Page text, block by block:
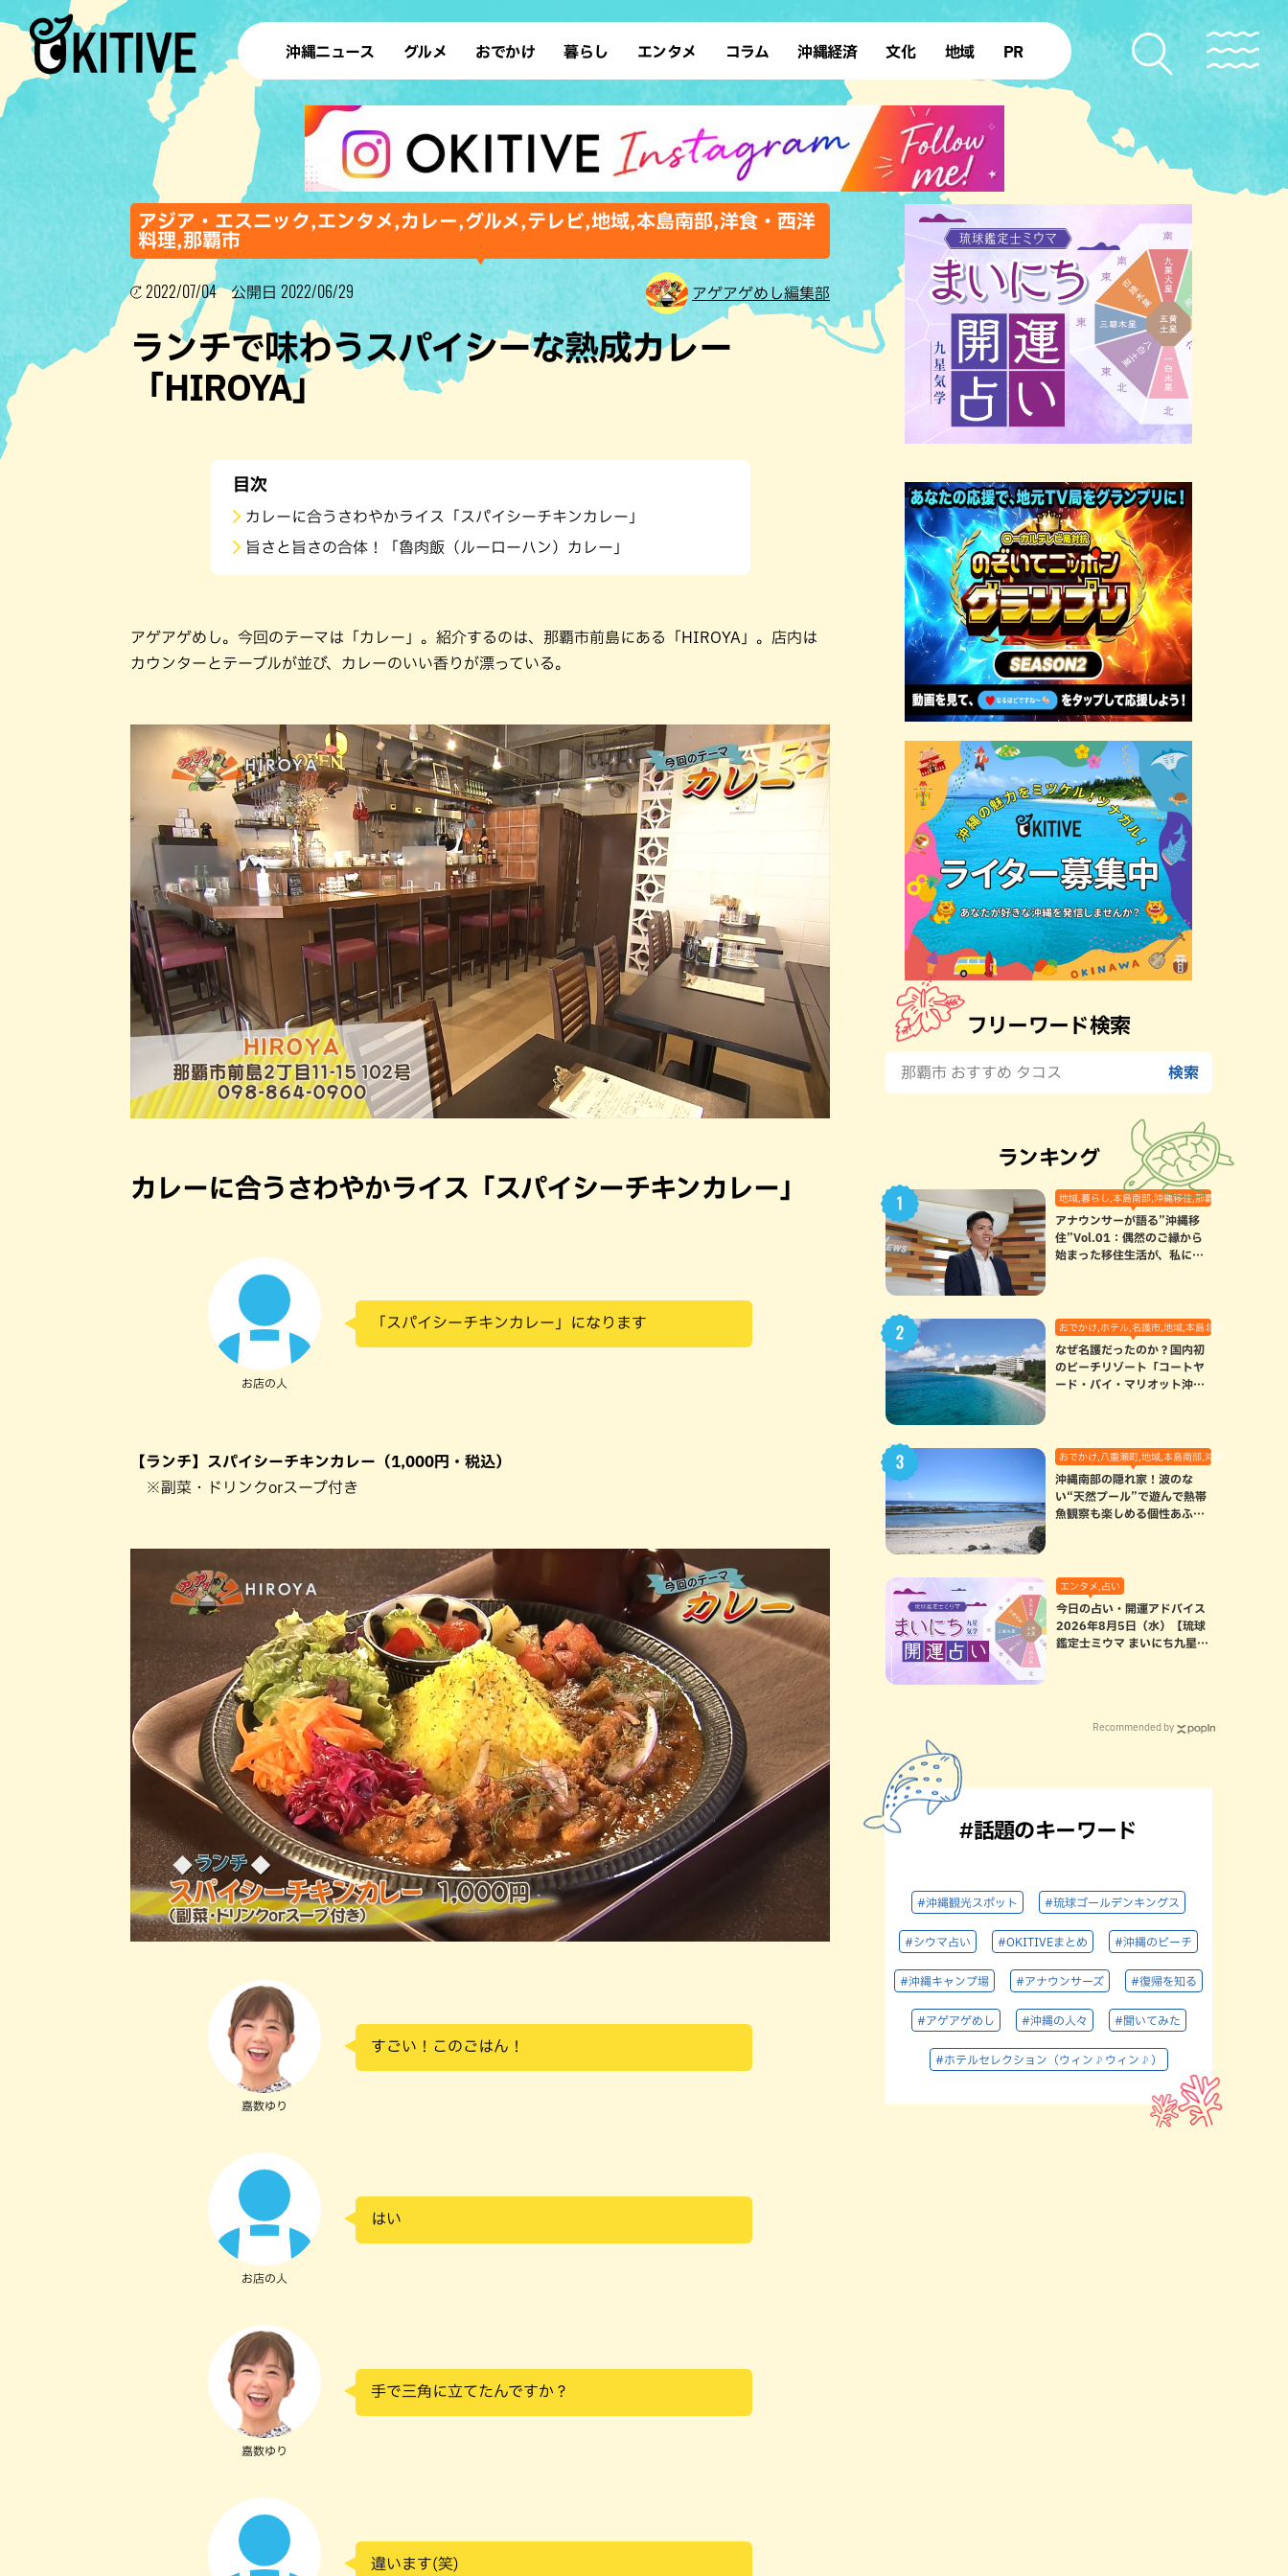
沖縄ニュース グルメ
ラーメン 沖縄そば
テイクアウト カフェ
すし・魚料理 和食・日本料理
沖縄料理 アジア・エスニック
ステーキ・焼肉 焼鳥・串料理
その他の肉料理 居酒屋・バー
ブッフェ・バイキング
おでかけ
デート ドライブ
散歩 ソロ活
歴史 体験
ホテル
サウナ
沖縄の海
暮らし
レシピ SDGs
ファッション ローカルニュース
沖縄移住 沖縄旧暦行事
エンタメ
スポーツ 占い
タレント・芸人 テレビ
コラム 沖縄経済 文化
復帰50年
地域
本島北部
本島南部 先島諸島
北部離島
PR
アジア・エスニック,エンタメ,カレー,グルメ,テレビ,地域,本島南部,洋食・西洋
料理,那覇市
2022/07/04 公開日 2022/06/29 アゲアゲめし編集部
ランチで味わうスパイシーな熟成カレー
「HIROYA」
目次
カレーに合うさわやかライス「スパイシーチキンカレー」
旨さと旨さの合体！「魯肉飯（ルーローハン）カレー」
アゲアゲめし。今回のテーマは「カレー」。紹介するのは、那覇市前島にある「HIROYA」。店内は
カウンターとテーブルが並び、カレーのいい香りが漂っている。
カレーに合うさわやかライス「スパイシーチキンカレー」
お店の人
「スパイシーチキンカレー」になります
【ランチ】スパイシーチキンカレー（1,000円・税込）
※副菜・ドリンクorスープ付き
嘉数ゆり
すごい！このごはん！
お店の人
はい
嘉数ゆり
手で三角に立てたんですか？
違います(笑)
フリーワード検索
ランキング
地域,暮らし,本島南部,沖縄移住,那覇市
アナウンサーが語る”沖縄移
住”Vol.01：偶然のご縁から
始まった移住生活が、私にと
おでかけ,ホテル,名護市,地域,本島北部
なぜ名護だったのか？国内初
のビーチリゾート「コートヤ
ード・バイ・マリオット沖縄
おでかけ,八重瀬町,地域,本島南部,沖縄の海,自然
沖縄南部の隠れ家！波のな
い“天然プール”で遊んで熱帯
魚観察も楽しめる個性あふれ
エンタメ,占い
今日の占い・開運アドバイス
2026年8月5日（水）【琉球
鑑定士ミウマ まいにち九星気
Recommended by
#話題のキーワード
#沖縄観光スポット #琉球ゴールデンキングス
#シウマ占い #OKITIVEまとめ #沖縄のビーチ
#沖縄キャンプ場 #アナウンサーズ #復帰を知る
#アゲアゲめし #沖縄の人々 #聞いてみた
#ホテルセレクション（ウィン♪ウィン♪）